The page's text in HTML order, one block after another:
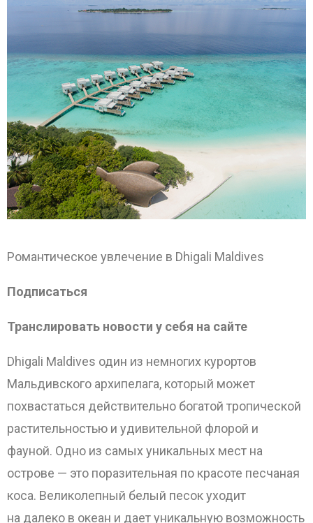
Романтическое увлечение в Dhigali Maldives
Подписаться
Транслировать новости у себя на сайте
Dhigali Maldives один из немногих курортов
Мальдивского архипелага, который может
похвастаться действительно богатой тропической
растительностью и удивительной флорой и
фауной. Одно из самых уникальных мест на
острове — это поразительная по красоте песчаная
коса. Великолепный белый песок уходит
на далеко в океан и дает уникальную возможность
ОТПРАВИТЬ